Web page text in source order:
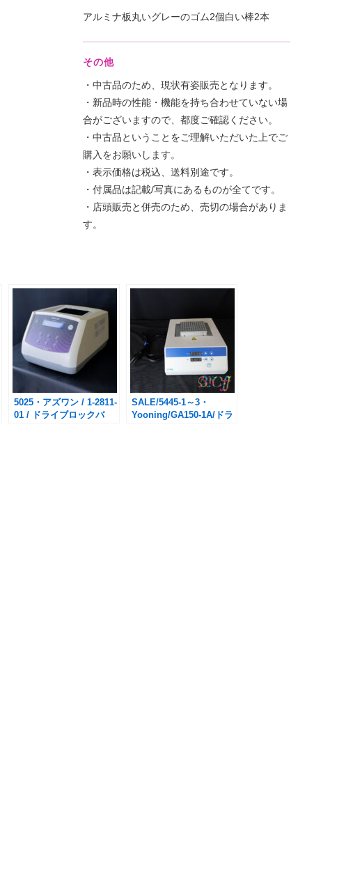
アルミナ板丸いグレーのゴム2個白い棒2本
その他
・中古品のため、現状有姿販売となります。
・新品時の性能・機能を持ち合わせていない場
合がございますので、都度ご確認ください。
・中古品ということをご理解いただいた上でご
購入をお願いします。
・表示価格は税込、送料別途です。
・付属品は記載/写真にあるものが全てです。
・店頭販売と併売のため、売切の場合がありま
す。
5025・アズワン / 1-2811-
01 / ドライブロックバ
SALE/5445-1～3・
Yooning/GA150-1A/ドラ